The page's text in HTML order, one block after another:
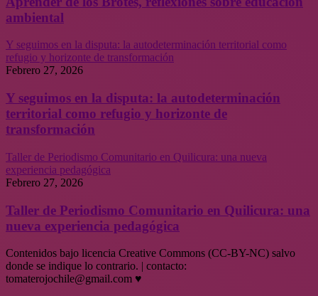
ambiental
Y seguimos en la disputa: la autodeterminación territorial como
refugio y horizonte de transformación
Febrero 27, 2026
Y seguimos en la disputa: la autodeterminación
territorial como refugio y horizonte de
transformación
Taller de Periodismo Comunitario en Quilicura: una nueva
experiencia pedagógica
Febrero 27, 2026
Taller de Periodismo Comunitario en Quilicura: una
nueva experiencia pedagógica
Contenidos bajo licencia Creative Commons (CC-BY-NC) salvo
donde se indique lo contrario. | contacto:
tomaterojochile@gmail.com ♥